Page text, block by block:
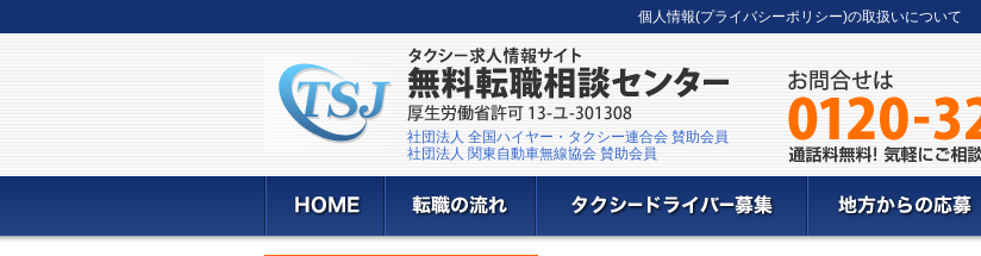
個人情報(プライバシーポリシー)の取扱いについて
社団法人 全国ハイヤー・タクシー連合会 賛助会員
社団法人 関東自動車無線協会 賛助会員